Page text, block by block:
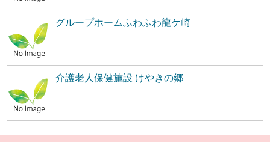
グループホームふわふわ龍ケ崎
介護老人保健施設 けやきの郷